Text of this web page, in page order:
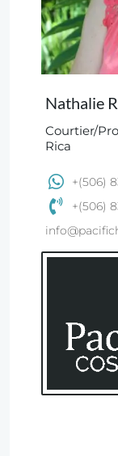
Nathalie
Courtier/
Rica
+(506)
+(506)